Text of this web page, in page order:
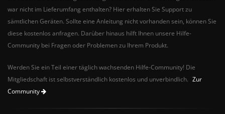
war nicht im Lieferumfang enthalten? Hier erhalten Sie Support zu
sämtlichen Geräten. Sollte eine Anleitung nicht vorhanden sein, können Sie
diese kostenlos anfragen. Darüber hinaus hilft Ihnen unsere Hilfe-
Community bei Fragen oder Problemen zu Ihrem Produkt.
Werden Sie ein Teil einer täglich wachsenden Hilfe-Community! Die
Mitgliedschaft ist selbstverständlich kostenlos und unverbindlich. Zur
Community